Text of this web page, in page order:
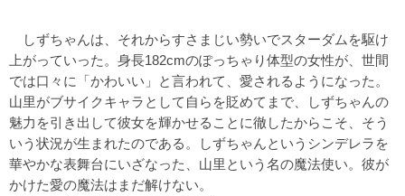
しずちゃんは、それからすさまじい勢いでスターダムを駆け
上がっていった。身長182cmのぽっちゃり体型の女性が、世間
では口々に「かわいい」と言われて、愛されるようになった。
山里がブサイクキャラとして自らを貶めてまで、しずちゃんの
魅力を引き出して彼女を輝かせることに徹したからこそ、そう
いう状況が生まれたのである。しずちゃんというシンデレラを
華やかな表舞台にいざなった、山里という名の魔法使い。彼が
かけた愛の魔法はまだ解けない。